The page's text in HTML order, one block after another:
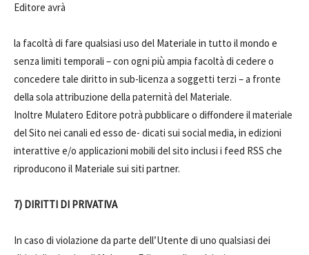
Editore avrà
la facoltà di fare qualsiasi uso del Materiale in tutto il mondo e
senza limiti temporali – con ogni più ampia facoltà di cedere o
concedere tale diritto in sub-licenza a soggetti terzi – a fronte
della sola attribuzione della paternità del Materiale.
Inoltre Mulatero Editore potrà pubblicare o diffondere il materiale
del Sito nei canali ed esso de- dicati sui social media, in edizioni
interattive e/o applicazioni mobili del sito inclusi i feed RSS che
riproducono il Materiale sui siti partner.
7) DIRITTI DI PRIVATIVA
In caso di violazione da parte dell’Utente di uno qualsiasi dei